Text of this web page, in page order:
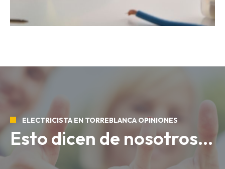
ELECTRICISTA EN TORREBLANCA OPINIONES
Esto dicen de nosotros...